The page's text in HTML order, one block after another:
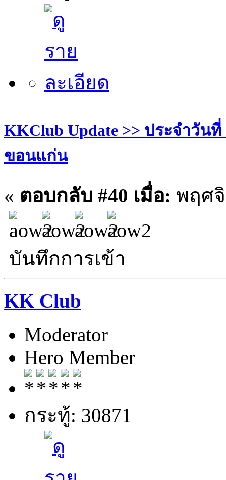
KKClub Update >> ประจำวันที่
ขอนแก่น
« ตอบกลับ #40 เมื่อ: พฤศจิ
บันทึกการเข้า
KK Club
Moderator
Hero Member
กระทู้: 30871